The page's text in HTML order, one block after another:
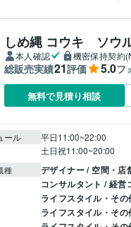
しめ縄 コウキ ソウ
本人確認 機密保持契約
総販売実績21評価 5.0フ
無料で見積り相談
ール
平日11:00~22:00
土日祝11:00~20:00
種 デザイナー / 空間・店
コンサルタント / 経営
ライフスタイル・その
ライフスタイル・そ